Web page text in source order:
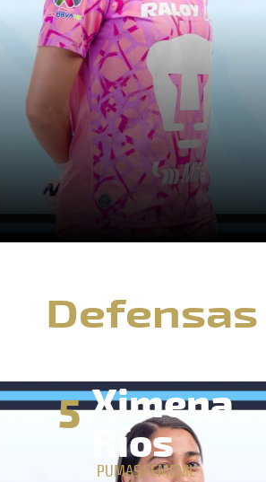
Defensas
5Ximena
Ríos
PUMAS FEMENIL